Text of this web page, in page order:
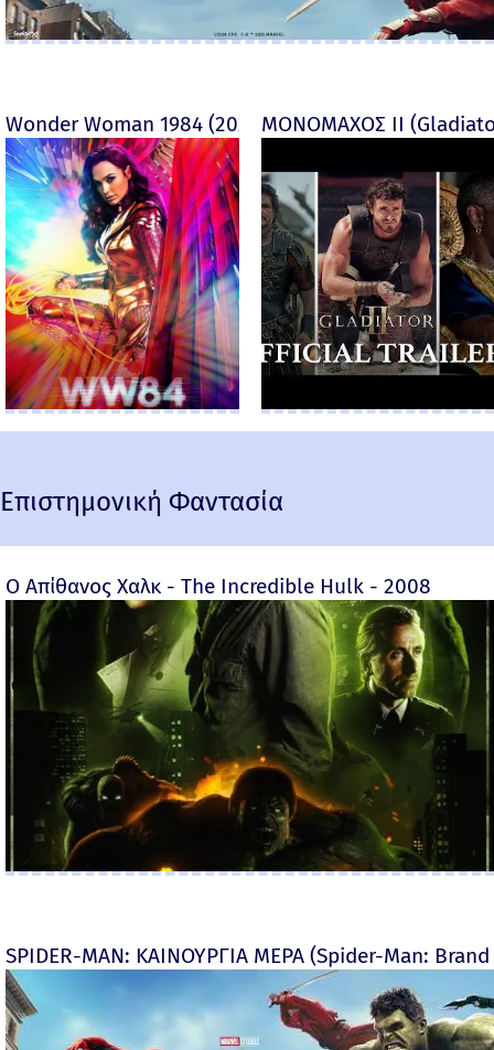
Wonder Woman 1984 (2020)ΜΟΝΟΜΑΧΟΣ ΙΙ
Επιστημονική Φαντασία
Ο Απίθανος Χαλκ - The Incredible Hulk - 2008
SPIDER-MAN: ΚΑΙΝΟΥΡΓΙΑ ΜΕΡΑ (Spider-Man: